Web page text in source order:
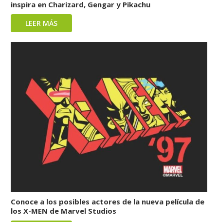
inspira en Charizard, Gengar y Pikachu
LEER MÁS
Conoce a los posibles actores de la nueva película de
los X-MEN de Marvel Studios